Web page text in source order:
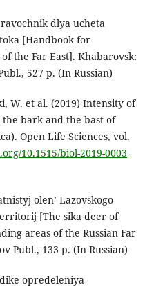
dlya ucheta
[Handbook for
the Far East]. Khabarovsk:
527 p. (In Russian)
W. et al. (2019) Intensity of
bark and the bast of
Open Life Sciences, vol.
10.1515/biol-2019-0003
olen’ Lazovskogo
[The sika deer of
areas of the Russian Far
Publ., 133 p. (In Russian)
opredeleniya